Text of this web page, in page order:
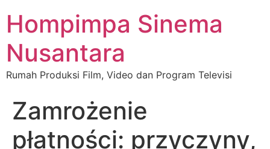
Hompimpa Sinema
Nusantara
Rumah Produksi Film, Video dan Program Televisi
Zamrożenie
płatności: przyczyny,